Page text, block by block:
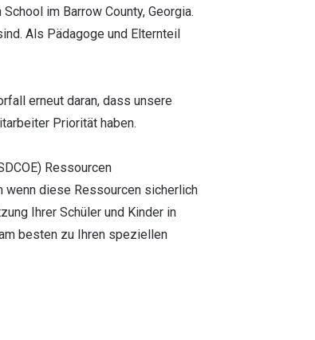
im Barrow County, Georgia.
Als Pädagoge und Elternteil
erneut daran, dass unsere
Priorität haben.
Ressourcen
wenn diese Ressourcen sicherlich
Ihrer Schüler und Kinder in
besten zu Ihren speziellen